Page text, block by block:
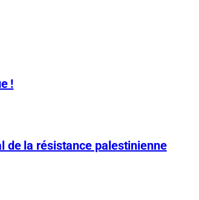
!
de la résistance palestinienne